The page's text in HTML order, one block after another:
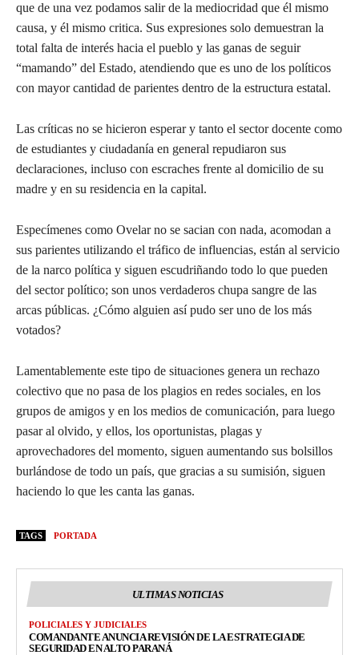
que de una vez podamos salir de la mediocridad que él mismo
causa, y él mismo critica. Sus expresiones solo demuestran la
total falta de interés hacia el pueblo y las ganas de seguir
“mamando” del Estado, atendiendo que es uno de los políticos
con mayor cantidad de parientes dentro de la estructura estatal.
Las críticas no se hicieron esperar y tanto el sector docente como
de estudiantes y ciudadanía en general repudiaron sus
declaraciones, incluso con escraches frente al domicilio de su
madre y en su residencia en la capital.
Especímenes como Ovelar no se sacian con nada, acomodan a
sus parientes utilizando el tráfico de influencias, están al servicio
de la narco política y siguen escudriñando todo lo que pueden
del sector político; son unos verdaderos chupa sangre de las
arcas públicas. ¿Cómo alguien así pudo ser uno de los más
votados?
Lamentablemente este tipo de situaciones genera un rechazo
colectivo que no pasa de los plagios en redes sociales, en los
grupos de amigos y en los medios de comunicación, para luego
pasar al olvido, y ellos, los oportunistas, plagas y
aprovechadores del momento, siguen aumentando sus bolsillos
burlándose de todo un país, que gracias a su sumisión, siguen
haciendo lo que les canta las ganas.
TAGS PORTADA
ULTIMAS NOTICIAS
POLICIALES Y JUDICIALES
COMANDANTE ANUNCIA REVISIÓN DE LA ESTRATEGIA DE
SEGURIDAD EN ALTO PARANÁ